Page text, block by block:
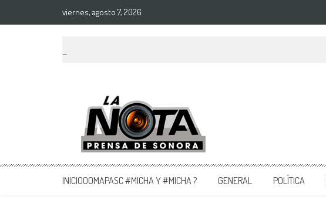
viernes, agosto 7, 2026
La Nota Prensa De Sonora
Noticias del día
INICIOOOMAPASC #MICHA Y #MICHA ? GENERAL POLÍTICA